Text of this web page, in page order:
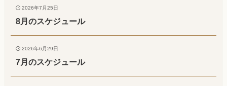
2026年7月25日
8月のスケジュール
2026年6月29日
7月のスケジュール